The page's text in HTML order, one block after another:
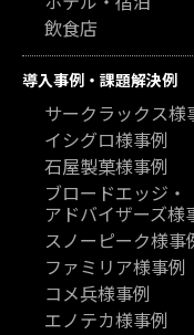
飲食店
導入事例・課題解決例
サークラックス様
イシグロ様事例
石屋製菓様事例
ブロードエッジ・
アドバイザーズ様
スノーピーク様事
ファミリア様事例
コメ兵様事例
エノテカ様事例